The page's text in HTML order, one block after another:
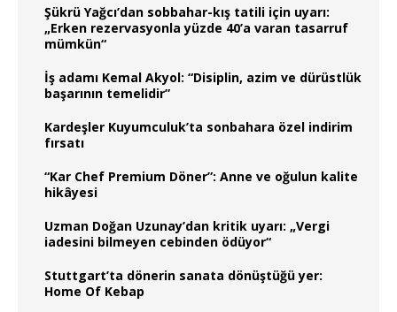
Şükrü Yağcı’dan sobbahar-kış tatili için uyarı:
„Erken rezervasyonla yüzde 40’a varan tasarruf
mümkün“
İş adamı Kemal Akyol: “Disiplin, azim ve dürüstlük
başarının temelidir”
Kardeşler Kuyumculuk’ta sonbahara özel indirim
fırsatı
“Kar Chef Premium Döner”: Anne ve oğulun kalite
hikâyesi
Uzman Doğan Uzunay’dan kritik uyarı: „Vergi
iadesini bilmeyen cebinden ödüyor“
Stuttgart’ta dönerin sanata dönüştüğü yer:
Home Of Kebap